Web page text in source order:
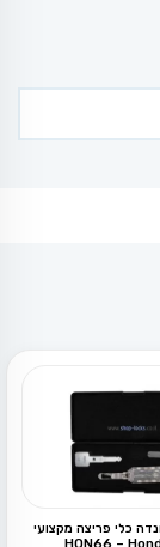
כלי פריצה מקצועי